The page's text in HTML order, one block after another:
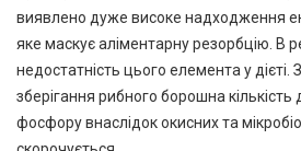
виявлено дуже високе надходження
яке маскує аліментарну резорбцію. В
недостатність цього елемента у дієті.
зберігання рибного борошна кількість
фосфору внаслідок окисних та